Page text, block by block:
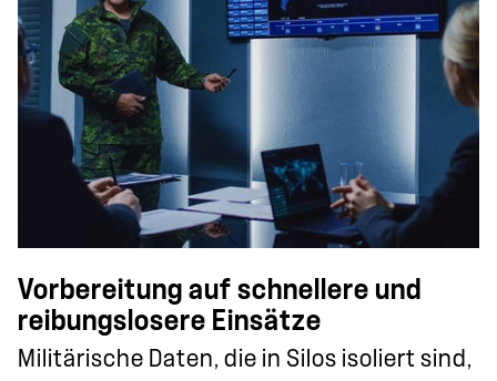
Vorbereitung auf schnellere und
reibungslosere Einsätze
Militärische Daten, die in Silos isoliert sind,